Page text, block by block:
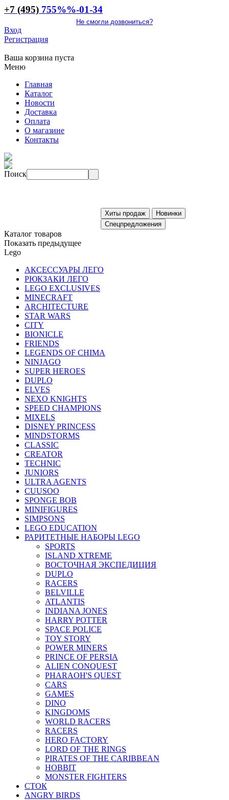
+7 (495) 755%%-01-34
Не смогли дозвониться?
Вход
Регистрация
Ваша корзина пуста
Меню
Главная
Каталог
Новости
Доставка
Оплата
О магазине
Контакты
Поиск
Каталог товаров
Показать предыдущее
Lego
АКСЕССУАРЫ ЛЕГО
РЮКЗАКИ ЛЕГО
LEGO EXCLUSIVES
MINECRAFT
ARCHITECTURE
STAR WARS
CITY
BIONICLE
FRIENDS
LEGENDS OF CHIMA
NINJAGO
SUPER HEROES
DUPLO
ELVES
NEXO KNIGHTS
SPEED CHAMPIONS
MIXELS
DISNEY PRINCESS
MINDSTORMS
CLASSIC
CREATOR
TECHNIC
JUNIORS
ULTRA AGENTS
CUUSOO
SPONGE BOB
MINIFIGURES
SIMPSONS
LEGO EDUCATION
РАРИТЕТНЫЕ НАБОРЫ LEGO
SPORTS
ISLAND XTREME
ВОСТОЧНАЯ ЭКСПЕДИЦИЯ
DUPLO
RACERS
BELVILLE
ATLANTIS
INDIANA JONES
HARRY POTTER
SPACE POLICE
TOY STORY
POWER MINERS
PRINCE OF PERSIA
ALIEN CONQUEST
PHARAOH'S QUEST
CARS
GAMES
DINO
KINGDOMS
WORLD RACERS
RACERS
HERO FACTORY
LORD OF THE RINGS
PIRATES OF THE CARIBBEAN
HOBBIT
MONSTER FIGHTERS
СТОК
ANGRY BIRDS